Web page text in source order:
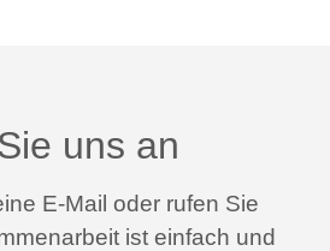
uns an
E-Mail oder rufen Sie
ist einfach und